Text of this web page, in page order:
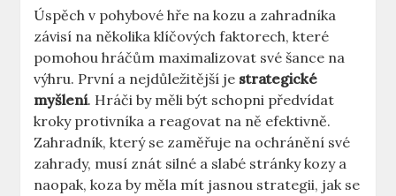
Úspěch v pohybové hře na kozu a zahradníka
závisí na několika klíčových faktorech, které
pomohou hráčům maximalizovat své šance na
výhru. První a nejdůležitější je strategické
myšlení. Hráči by měli být schopni předvídat
kroky protivníka a reagovat na ně efektivně.
Zahradník, který se zaměřuje na ochránění své
zahrady, musí znát silné a slabé stránky kozy a
naopak, koza by měla mít jasnou strategii, jak se